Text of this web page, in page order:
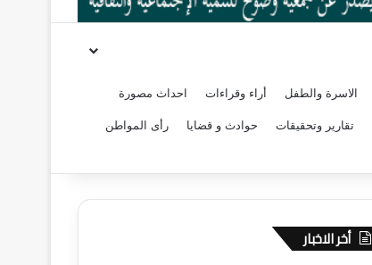
الاسرة والطفل أراء وقراءات احداث مصورة
تقارير وتحقيقات حوادث و قضايا رأى المواطن
أخر الاخبار